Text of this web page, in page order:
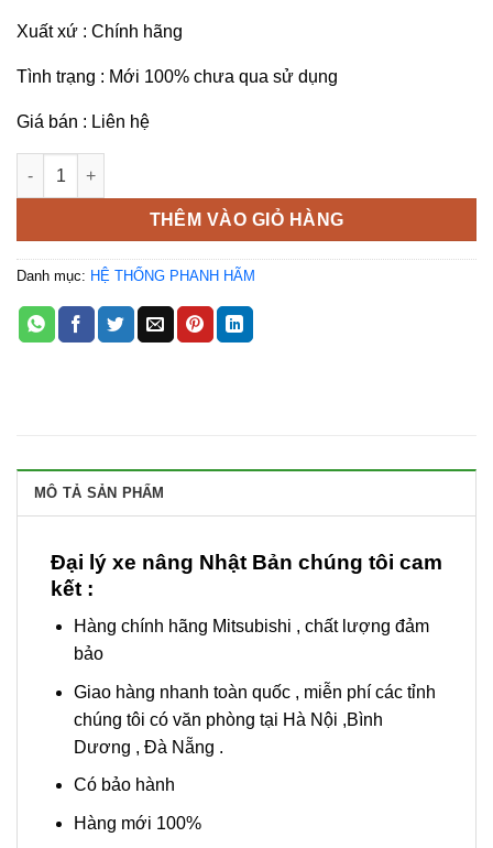
Xuất xứ : Chính hãng
Tình trạng : Mới 100% chưa qua sử dụng
Giá bán : Liên hệ
Xy lanh phanh số lượng
THÊM VÀO GIỎ HÀNG
Danh mục: HỆ THỐNG PHANH HÃM
MÔ TẢ SẢN PHẨM
Đại lý xe nâng Nhật Bản chúng tôi cam
kết :
Hàng chính hãng Mitsubishi , chất lượng đảm
bảo
Giao hàng nhanh toàn quốc , miễn phí các tỉnh
chúng tôi có văn phòng tại Hà Nội ,Bình
Dương , Đà Nẵng .
Có bảo hành
Hàng mới 100%